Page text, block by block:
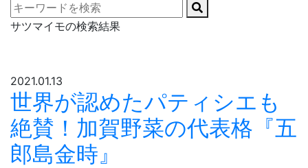
サツマイモの検索結果
2021.01.13
世界が認めたパティシエも
絶賛！加賀野菜の代表格『五
郎島金時』